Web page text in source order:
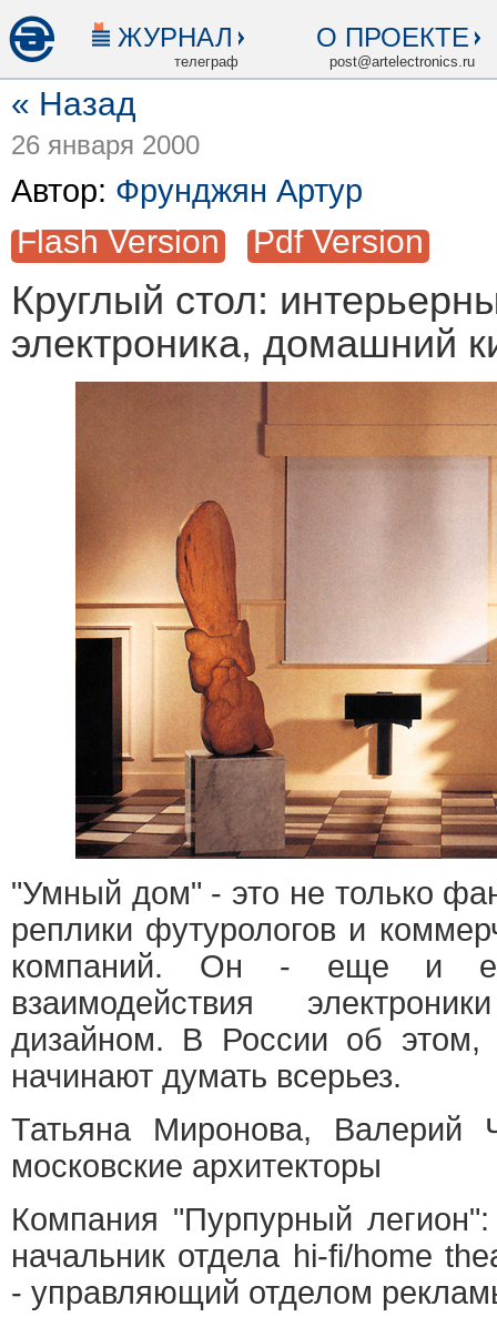
ЖУРНАЛ
телеграф
О ПРОЕКТЕ
post@artelectronics.ru
« Назад
26 января 2000
Автор: Фрунджян Артур
Flash Version Pdf Version
Круглый стол:
электроника, домашний
"Умный дом" - это не только
реплики футурологов и
компаний. Он - еще и
взаимодействия
дизайном. В России об этом,
начинают думать всерьез.
Татьяна Миронова, Валерий
московские архитекторы
Компания "Пурпурный
начальник отдела hi-fi/home
- управляющий отделом